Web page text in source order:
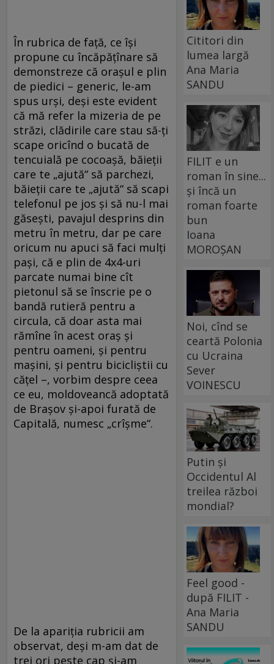
În rubrica de față, ce își
propune cu încăpățînare să
demonstreze că orașul e plin
de piedici – generic, le-am
spus urși, deși este evident
că mă refer la mizeria de pe
străzi, clădirile care stau să-ți
scape oricînd o bucată de
tencuială pe cocoașă, băieții
care te „ajută“ să parchezi,
băieții care te „ajută“ să scapi
telefonul pe jos și să nu-l mai
găsești, pavajul desprins din
metru în metru, dar pe care
oricum nu apuci să faci mulți
pași, că e plin de 4x4-uri
parcate numai bine cît
pietonul să se înscrie pe o
bandă rutieră pentru a
circula, că doar asta mai
rămîne în acest oraș și
pentru oameni, și pentru
mașini, și pentru bicicliștii cu
cățel –, vorbim despre ceea
ce eu, moldoveancă adoptată
de Brașov și-apoi furată de
Capitală, numesc „crîșme“.
De la apariția rubricii am
observat, deși m-am dat de
trei ori peste cap și-am
Cititori din
lumea largă
Ana Maria
SANDU
FILIT e un
roman în sine...
și încă un
roman foarte
bun
Ioana
MOROȘAN
Noi, cînd se
ceartă Polonia
cu Ucraina
Sever
VOINESCU
Putin și
Occidentul Al
treilea război
mondial?
Feel good -
după FILIT -
Ana Maria
SANDU